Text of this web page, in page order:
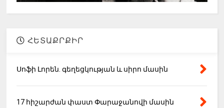
ՀԵՏԱՔՐՔԻՐ
Սոֆի Լորեն. գեղեցկության և սիրո մասին
17 հիշարժան փաստ Փարաջանովի մասին